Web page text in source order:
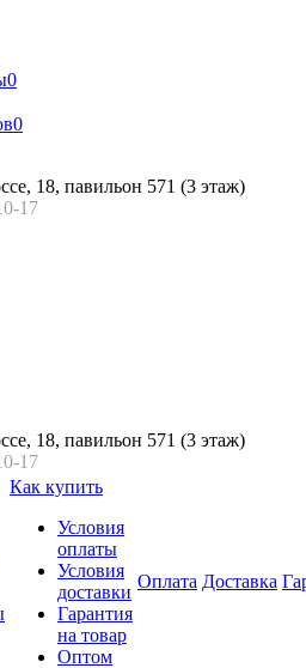
0
0
18, павильон 571 (3 этаж)
17
18, павильон 571 (3 этаж)
17
Как купить
Условия
оплаты
Условия
доставки
Гарантия
на товар
Оптом
Оплата Доставка